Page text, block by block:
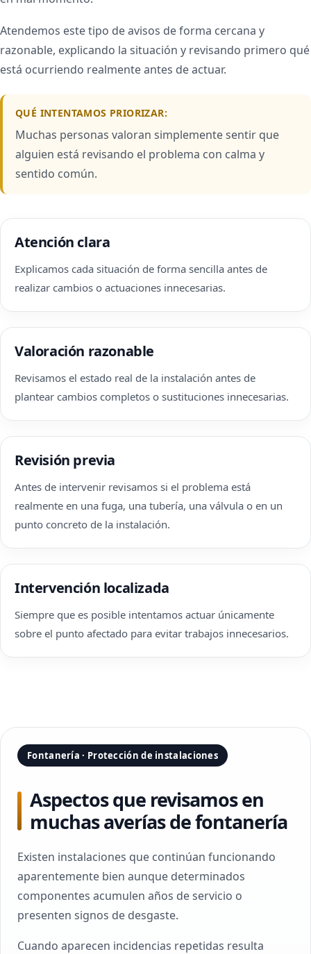
Atendemos este tipo de avisos de forma cercana y
razonable, explicando la situación y revisando primero qué
está ocurriendo realmente antes de actuar.
QUÉ INTENTAMOS PRIORIZAR:
Muchas personas valoran simplemente sentir que
alguien está revisando el problema con calma y
sentido común.
Atención clara
Explicamos cada situación de forma sencilla antes de
realizar cambios o actuaciones innecesarias.
Valoración razonable
Revisamos el estado real de la instalación antes de
plantear cambios completos o sustituciones innecesarias.
Revisión previa
Antes de intervenir revisamos si el problema está
realmente en una fuga, una tubería, una válvula o en un
punto concreto de la instalación.
Intervención localizada
Siempre que es posible intentamos actuar únicamente
sobre el punto afectado para evitar trabajos innecesarios.
Fontanería · Protección de instalaciones
Aspectos que revisamos en
muchas averías de fontanería
Existen instalaciones que continúan funcionando
aparentemente bien aunque determinados
componentes acumulen años de servicio o
presenten signos de desgaste.
Cuando aparecen incidencias repetidas resulta